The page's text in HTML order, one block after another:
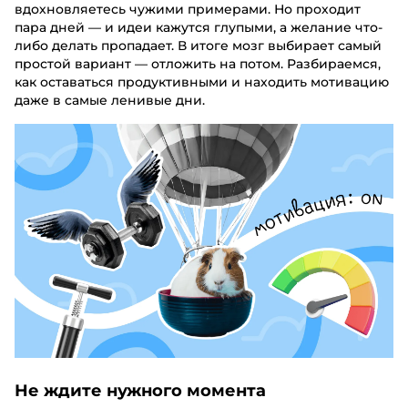
вдохновляетесь чужими примерами. Но проходит
пара дней — и идеи кажутся глупыми, а желание что-
либо делать пропадает. В итоге мозг выбирает самый
простой вариант — отложить на потом. Разбираемся,
как оставаться продуктивными и находить мотивацию
даже в самые ленивые дни.
Не ждите нужного момента